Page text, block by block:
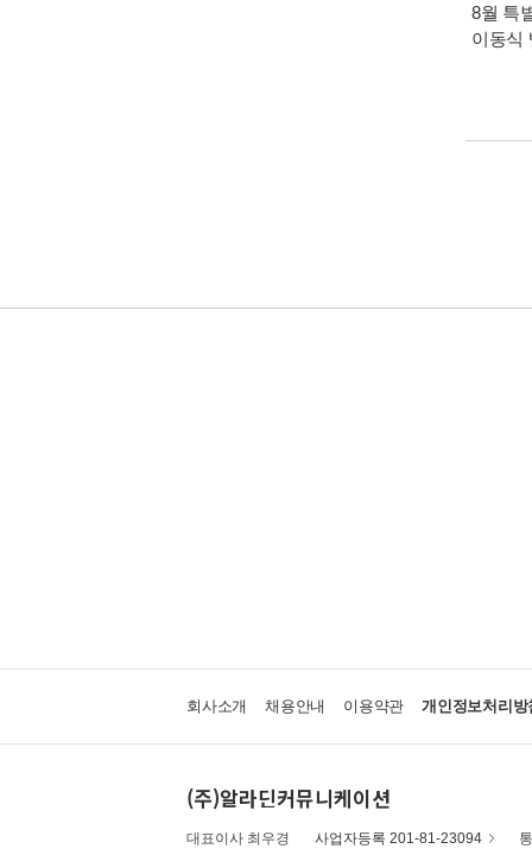
8월 특
이동식
회사소개 채용안내 이용약관 개인정보처리방
(주)알라딘커뮤니케이션
대표이사 최우경 사업자등록 201-81-23094